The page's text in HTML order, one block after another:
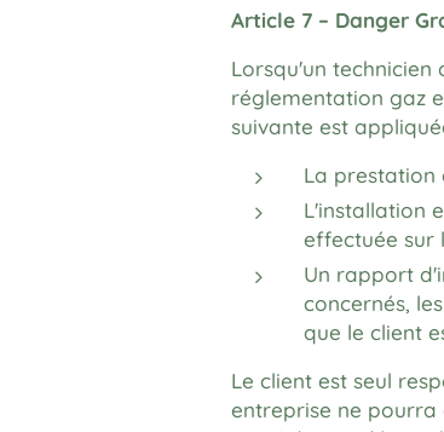
Article 7 – Danger
Lorsqu'un technicien
réglementation gaz
suivante est
La prestation
L'installation
effectuée sur
Un rapport
concernés,
que le client
Le client est seul
entreprise ne pourra